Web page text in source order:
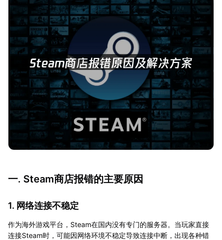
一. Steam商店报错的主要原因
1. 网络连接不稳定
作为海外游戏平台，Steam在国内没有专门的服务器。当玩家直接
连接Steam时，可能因网络环境不稳定导致连接中断，出现各种错